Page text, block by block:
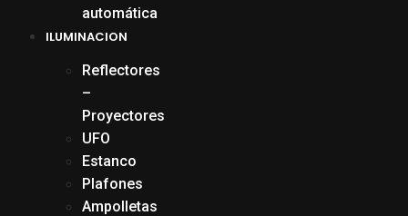
automática
ILUMINACION
Reflectores
–
Proyectores
UFO
Estanco
Plafones
Ampolletas